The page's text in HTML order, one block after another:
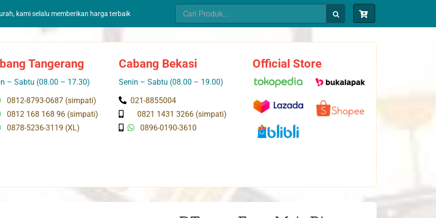
kami selalu memberikan harga terbaik
Search
for:
Tangerang
– Sabtu (08.00 – 17.30)
0812-8793-0687 (simpati)
0812 168 168 96 (simpati)
0878-5236-3119 (XL)
Cabang Bekasi
Senin – Sabtu (08.00 – 19.00)
021-8855004
0821 1431 3266 (simpati)
0896-0190-3610
Official Store